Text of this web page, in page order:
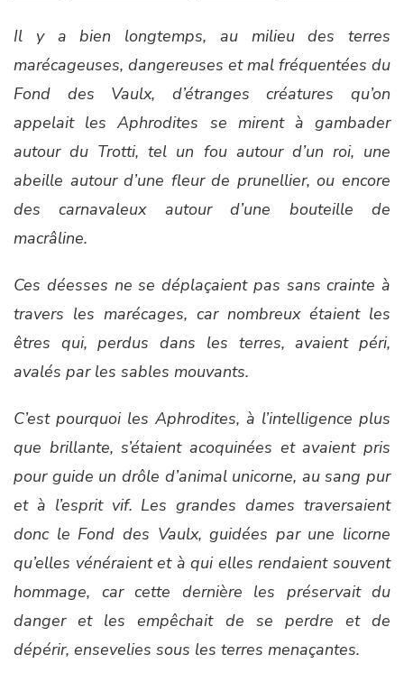
Il y a bien longtemps, au milieu des terres
marécageuses, dangereuses et mal fréquentées du
Fond des Vaulx, d’étranges créatures qu’on
appelait les Aphrodites se mirent à gambader
autour du Trotti, tel un fou autour d’un roi, une
abeille autour d’une fleur de prunellier, ou encore
des carnavaleux autour d’une bouteille de
macrâline.
Ces déesses ne se déplaçaient pas sans crainte à
travers les marécages, car nombreux étaient les
êtres qui, perdus dans les terres, avaient péri,
avalés par les sables mouvants.
C’est pourquoi les Aphrodites, à l’intelligence plus
que brillante, s’étaient acoquinées et avaient pris
pour guide un drôle d’animal unicorne, au sang pur
et à l’esprit vif. Les grandes dames traversaient
donc le Fond des Vaulx, guidées par une licorne
qu’elles vénéraient et à qui elles rendaient souvent
hommage, car cette dernière les préservait du
danger et les empêchait de se perdre et de
dépérir, ensevelies sous les terres menaçantes.